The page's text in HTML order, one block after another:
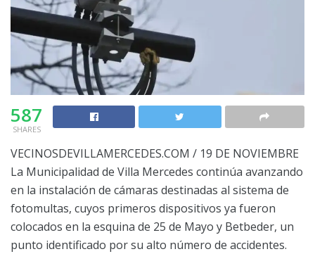
587
SHARES
VECINOSDEVILLAMERCEDES.COM / 19 DE NOVIEMBRE
La Municipalidad de Villa Mercedes continúa avanzando
en la instalación de cámaras destinadas al sistema de
fotomultas, cuyos primeros dispositivos ya fueron
colocados en la esquina de 25 de Mayo y Betbeder, un
punto identificado por su alto número de accidentes.